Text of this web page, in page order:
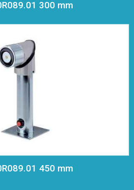
300 mm
450 mm